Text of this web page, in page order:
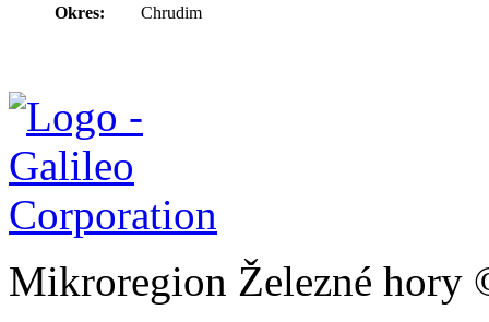
Okres:
Chrudim
Mikroregion Železné hory